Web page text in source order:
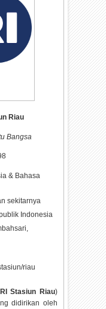
Riau
Bangsa
& Bahasa
sekitarnya
Indonesia
riau
Stasiun Riau)
didirikan oleh